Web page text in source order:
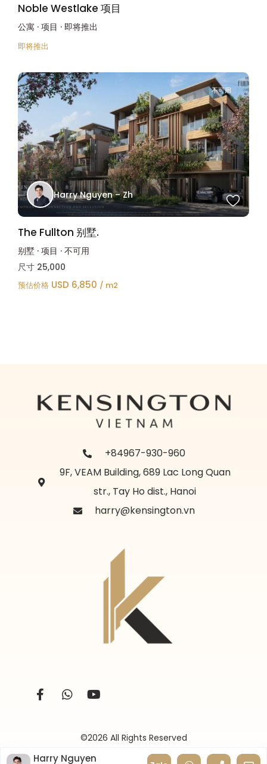
Noble Westlake 项目
公寓 · 项目 · 即将推出
即将推出
不可用
Harry Nguyen – Zh
The Fullton 别墅.
别墅 · 项目 · 不可用
尺寸 25,000
预估价格 USD 6,850 / m2
+84967-930-960
9F, VEAM Building, 689 Lac Long Quan
str., Tay Ho dist., Hanoi
harry@kensington.vn
©2026 All Rights Reserved
Harry Nguyen